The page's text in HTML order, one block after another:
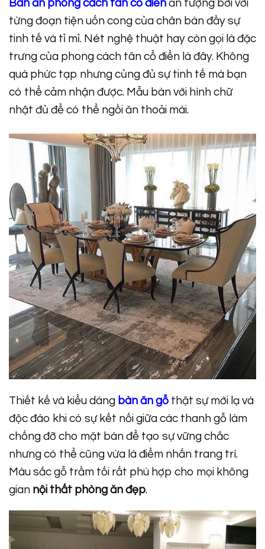
Bàn ăn phong cách tân cổ điển ấn tượng bởi với
từng đoạn tiện uốn cong của chân bàn đầy sự
tinh tế và tỉ mỉ. Nét nghệ thuật hay còn gọi là đặc
trưng của phong cách tân cổ điển là đây. Không
quá phức tạp nhưng củng đủ sự tinh tế mà bạn
có thể cảm nhận được. Mẫu bàn với hình chữ
nhật đủ để có thể ngồi ăn thoải mái.
Thiết kế và kiểu dáng bàn ăn gỗ thật sự mới lạ và
độc đáo khi có sự kết nối giữa các thanh gỗ làm
chống đỡ cho mặt bàn để tạo sự vững chắc
nhưng có thể cũng vừa là điểm nhấn trang trí.
Màu sắc gỗ trầm tối rất phù hợp cho mọi không
gian nội thất phòng ăn đẹp.